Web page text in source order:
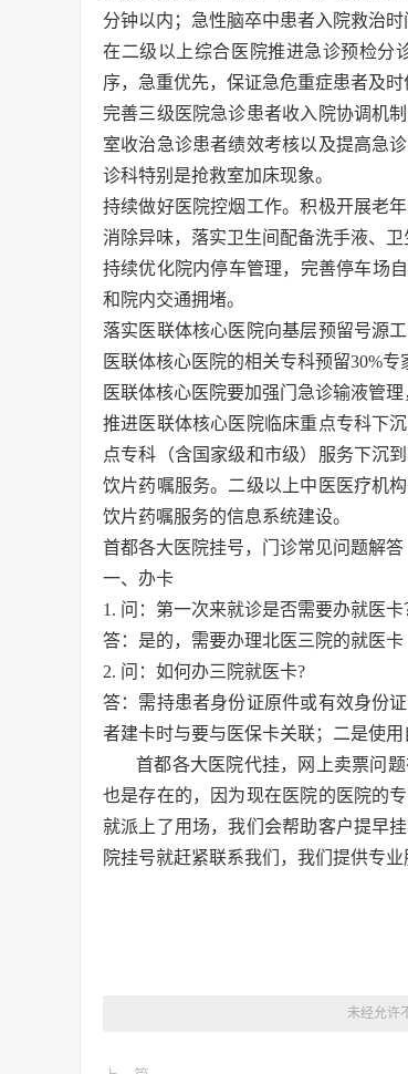
分钟以内；急性脑卒中患者入院救治
在二级以上综合医院推进急诊预检分
序，急重优先，保证急危重症患者及时
完善三级医院急诊患者收入院协调机
室收治急诊患者绩效考核以及提高急
诊科特别是抢救室加床现象。
持续做好医院控烟工作。积极开展老
消除异味，落实卫生间配备洗手液、卫
持续优化院内停车管理，完善停车场
和院内交通拥堵。
落实医联体核心医院向基层预留号源
医联体核心医院的相关专科预留30%
医联体核心医院要加强门急诊输液管
推进医联体核心医院临床重点专科下
点专科（含国家级和市级）服务下沉
饮片药嘱服务。二级以上中医医疗机
饮片药嘱服务的信息系统建设。
首都各大医院挂号，门诊常见问题解答
一、办卡
1. 问：第一次来就诊是否需要办就医卡
答：是的，需要办理北医三院的就医卡
2. 问：如何办三院就医卡?
答：需持患者身份证原件或有效身份
者建卡时与要与医保卡关联；二是使
首都各大医院代挂，
网上卖票问
也是存在的，因为现在医院的医院的
就派上了用场，我们会帮助客户提早
院挂号就赶紧联系我们，我们提供专业
未经允许